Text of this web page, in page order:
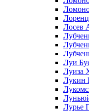
Лосев
Луи
Луиза
Лукин
Лурье